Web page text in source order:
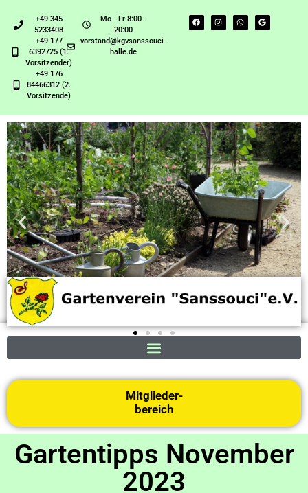
+49 345
5233408
+49 177
6392725 (1.
Vorsitzender)
+49 176
84466312 (2.
Vorsitzende)
Mo - Fr 8:00 -
20:00
vorstand@kgvsanssouci-
halle.de
Mitglieder-
bereich
Gartentipps November
2023